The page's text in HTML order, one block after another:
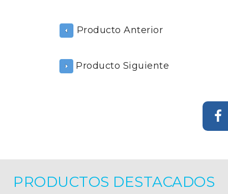
Producto Anterior
Producto Siguiente
PRODUCTOS DESTACADOS